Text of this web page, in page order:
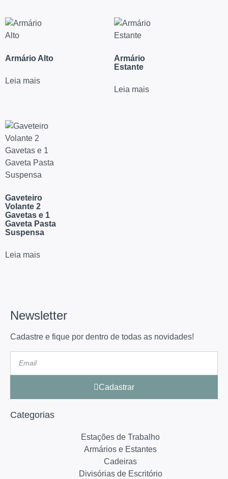
Armário Alto
Leia mais
Armário
Estante
Leia mais
Gaveteiro
Volante 2
Gavetas e 1
Gaveta Pasta
Suspensa
Leia mais
Newsletter
Cadastre e fique por dentro de todas as novidades!
Cadastrar
Categorias
Estações de Trabalho
Armários e Estantes
Cadeiras
Divisórias de Escritório